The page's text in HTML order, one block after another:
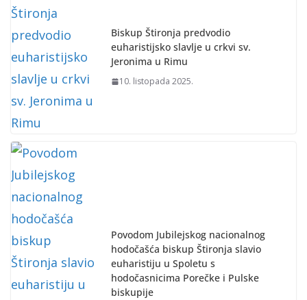
Biskup Štironja predvodio
euharistijsko slavlje u crkvi sv.
Jeronima u Rimu
10. listopada 2025.
Povodom Jubilejskog nacionalnog
hodočašća biskup Štironja slavio
euharistiju u Spoletu s
hodočasnicima Porečke i Pulske
biskupije